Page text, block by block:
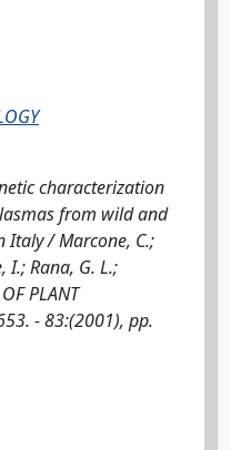
characterization
from wild and
Italy / Marcone, C.;
I.; Rana, G. L.;
PLANT
- 83:(2001), pp.